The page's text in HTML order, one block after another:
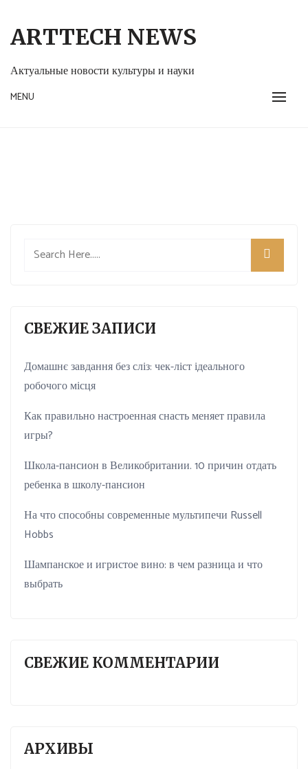
content
ARTTECH NEWS
Актуальные новости культуры и науки
MENU
СВЕЖИЕ ЗАПИСИ
Домашнє завдання без сліз: чек-ліст ідеального
робочого місця
Как правильно настроенная снасть меняет правила
игры?
Школа-пансион в Великобритании. 10 причин отдать
ребенка в школу-пансион
На что способны современные мультипечи Russell
Hobbs
Шампанское и игристое вино: в чем разница и что
выбрать
СВЕЖИЕ КОММЕНТАРИИ
АРХИВЫ